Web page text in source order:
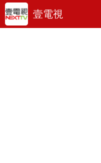
壹電視